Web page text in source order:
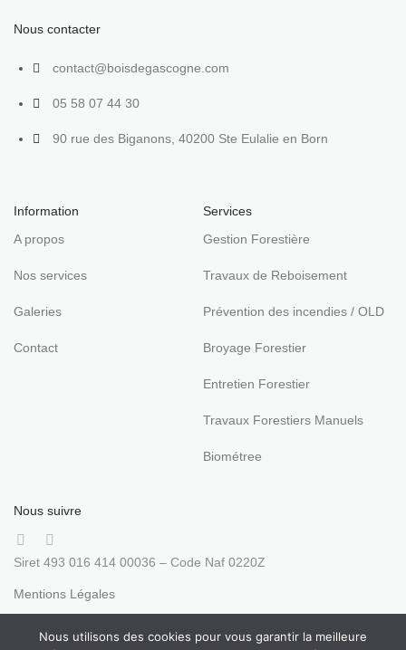
Nous contacter
contact@boisdegascogne.com
05 58 07 44 30
90 rue des Biganons, 40200 Ste Eulalie en Born
Information
A propos
Nos services
Galeries
Contact
Services
Gestion Forestière
Travaux de Reboisement
Prévention des incendies / OLD
Broyage Forestier
Entretien Forestier
Travaux Forestiers Manuels
Biométree
Nous suivre
Siret 493 016 414 00036 – Code Naf 0220Z
Mentions Légales
Nous utilisons des cookies pour vous garantir la meilleure